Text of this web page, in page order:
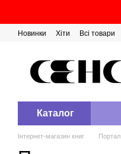
Новинки Хіти Всі товари
Каталог
Інтернет-магазин книг Портал